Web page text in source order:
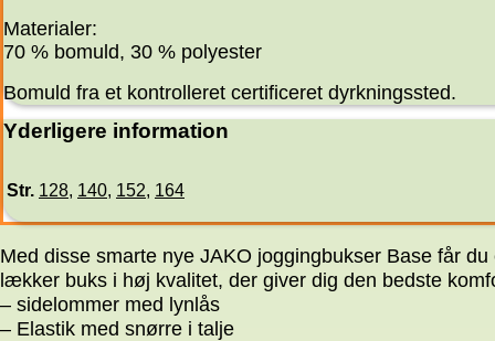
Materialer:
70 % bomuld, 30 % polyester
Bomuld fra et kontrolleret certificeret dyrkningssted.
Yderligere information
Str. 128, 140, 152, 164
Med disse smarte nye JAKO joggingbukser Base får du
lækker buks i høj kvalitet, der giver dig den bedste
– sidelommer med lynlås
– Elastik med snørre i talje